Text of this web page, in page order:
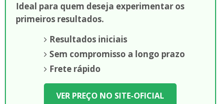
Ideal para quem deseja experimentar os
primeiros resultados.
Resultados iniciais
Sem compromisso a longo prazo
Frete rápido
VER PREÇO NO SITE-OFICIAL